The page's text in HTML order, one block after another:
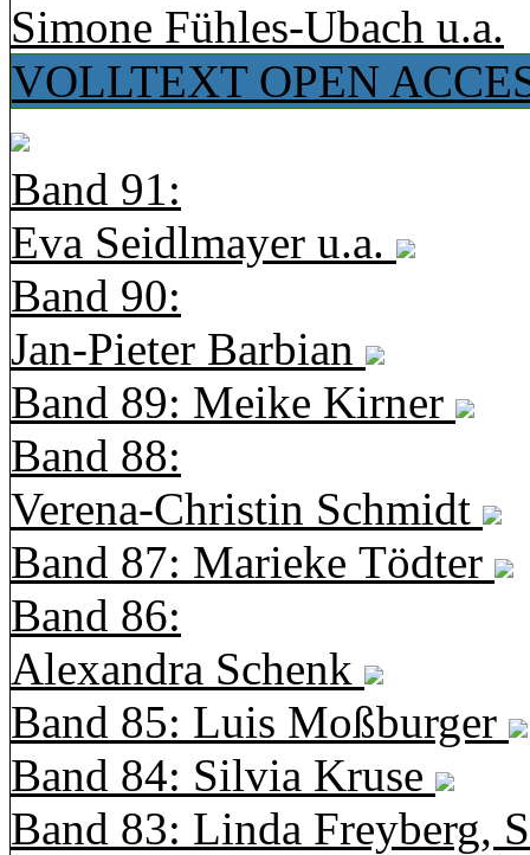
Simone Fühles-Ubach u.a.
VOLLTEXT OPEN
Band 91:
Eva Seidlmayer u.a.
Band 90:
Jan-Pieter Barbian
Band 89: Meike Kirner
Band 88:
Verena-Christin Schmidt
Band 87: Marieke Tödter
Band 86:
Alexandra Schenk
Band 85: Luis Moßburger
Band 84: Silvia Kruse
Band 83: Linda Freyberg,